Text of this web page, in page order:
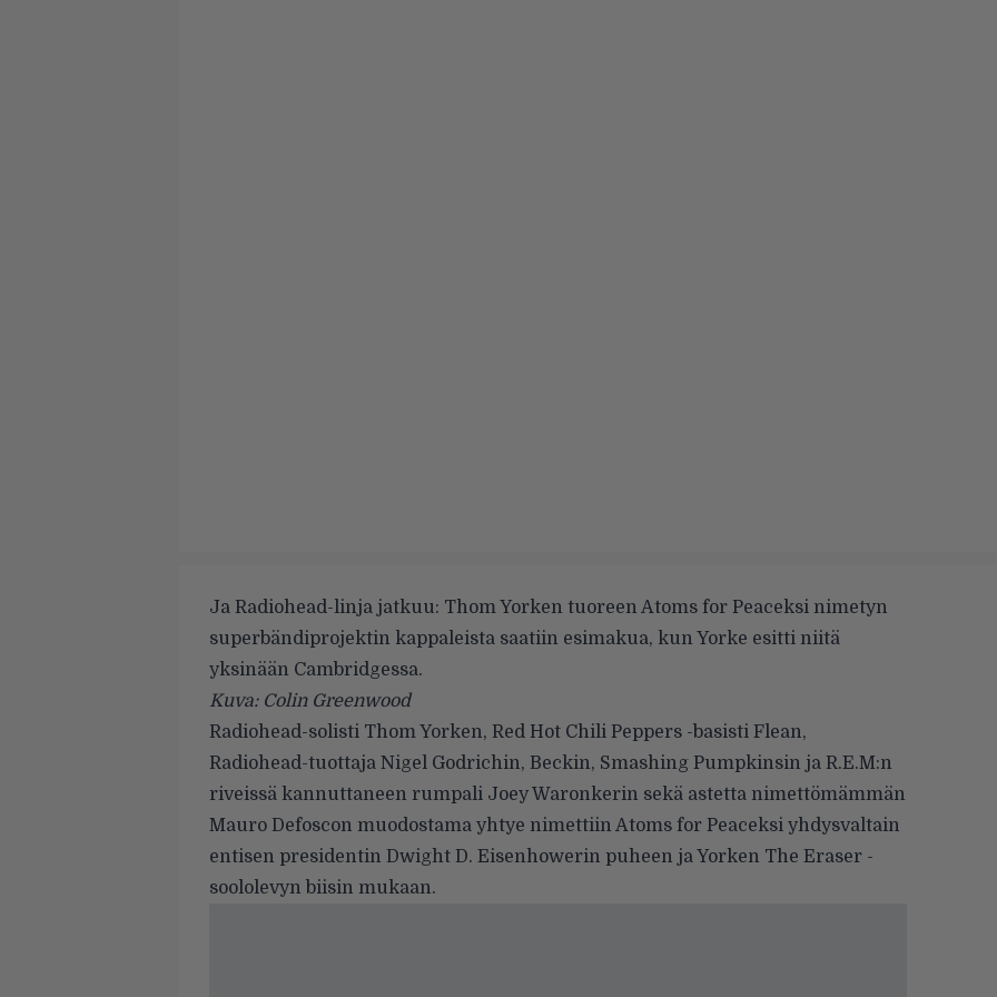
Ja Radiohead-linja jatkuu: Thom Yorken tuoreen Atoms for Peaceksi nimetyn
superbändiprojektin kappaleista saatiin esimakua, kun Yorke esitti niitä
yksinään Cambridgessa.
Kuva: Colin Greenwood
Radiohead-solisti Thom Yorken, Red Hot Chili Peppers -basisti Flean,
Radiohead-tuottaja Nigel Godrichin, Beckin, Smashing Pumpkinsin ja R.E.M:n
riveissä kannuttaneen rumpali Joey Waronkerin sekä astetta nimettömämmän
Mauro Defoscon muodostama yhtye nimettiin Atoms for Peaceksi yhdysvaltain
entisen presidentin Dwight D. Eisenhowerin puheen ja Yorken The Eraser -
soololevyn biisin mukaan.